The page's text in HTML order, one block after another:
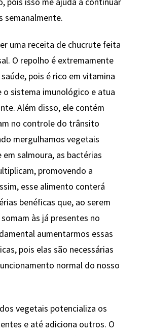
semanalmente.
uma receita de chucrute feita
O repolho é extremamente
pois é rico em vitamina
o sistema imunológico e atua
Além disso, ele contém
no controle do trânsito
mergulhamos vegetais
salmoura, as bactérias
promovendo a
esse alimento conterá
benéficas que, ao serem
às já presentes no
aumentarmos essas
pois elas são necessárias
normal do nosso
vegetais potencializa os
e até adiciona outros. O